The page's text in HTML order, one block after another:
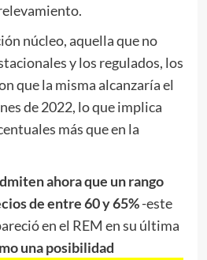
núcleo, aquella que no
y los regulados, los
que la misma alcanzaría el
de 2022, lo que implica
más que en la
ahora que un rango
de entre 60 y 65%-este
en el REM en su última
una posibilidad